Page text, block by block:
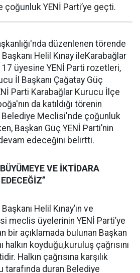
çoğunluk YENİ Parti’ye geçti.
düzenlenen törende
Helil Kınay ileKarabağlar
üyesine YENİ Parti rozetleri,
İl Başkanı Çağatay Güç
Parti Karabağlar Kurucu İlçe
da katıldığı törenin
Belediye Meclisi'nde çoğunluk
Başkan Güç YENİ Parti’nin
edeceğini belirtti.
VE İKTİDARA
Helil Kınay’ın ve
meclis üyelerinin YENİ Parti’ye
bir açıklamada bulunan Başkan
halkın koyduğu,kuruluş çağrısını
Halkın çağrısına karşılık
tarafında duran Belediye